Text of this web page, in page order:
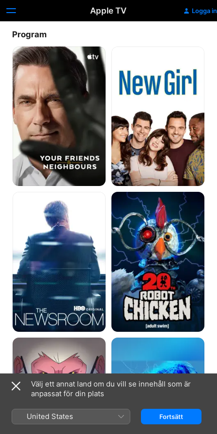
Apple TV Logga in
Program
Your
Friends
&
Neighbours
Robot
Hit-
Monkey
The
Välj ett annat land om du vill se innehåll som är
anpassat för din plats
United States Fortsätt